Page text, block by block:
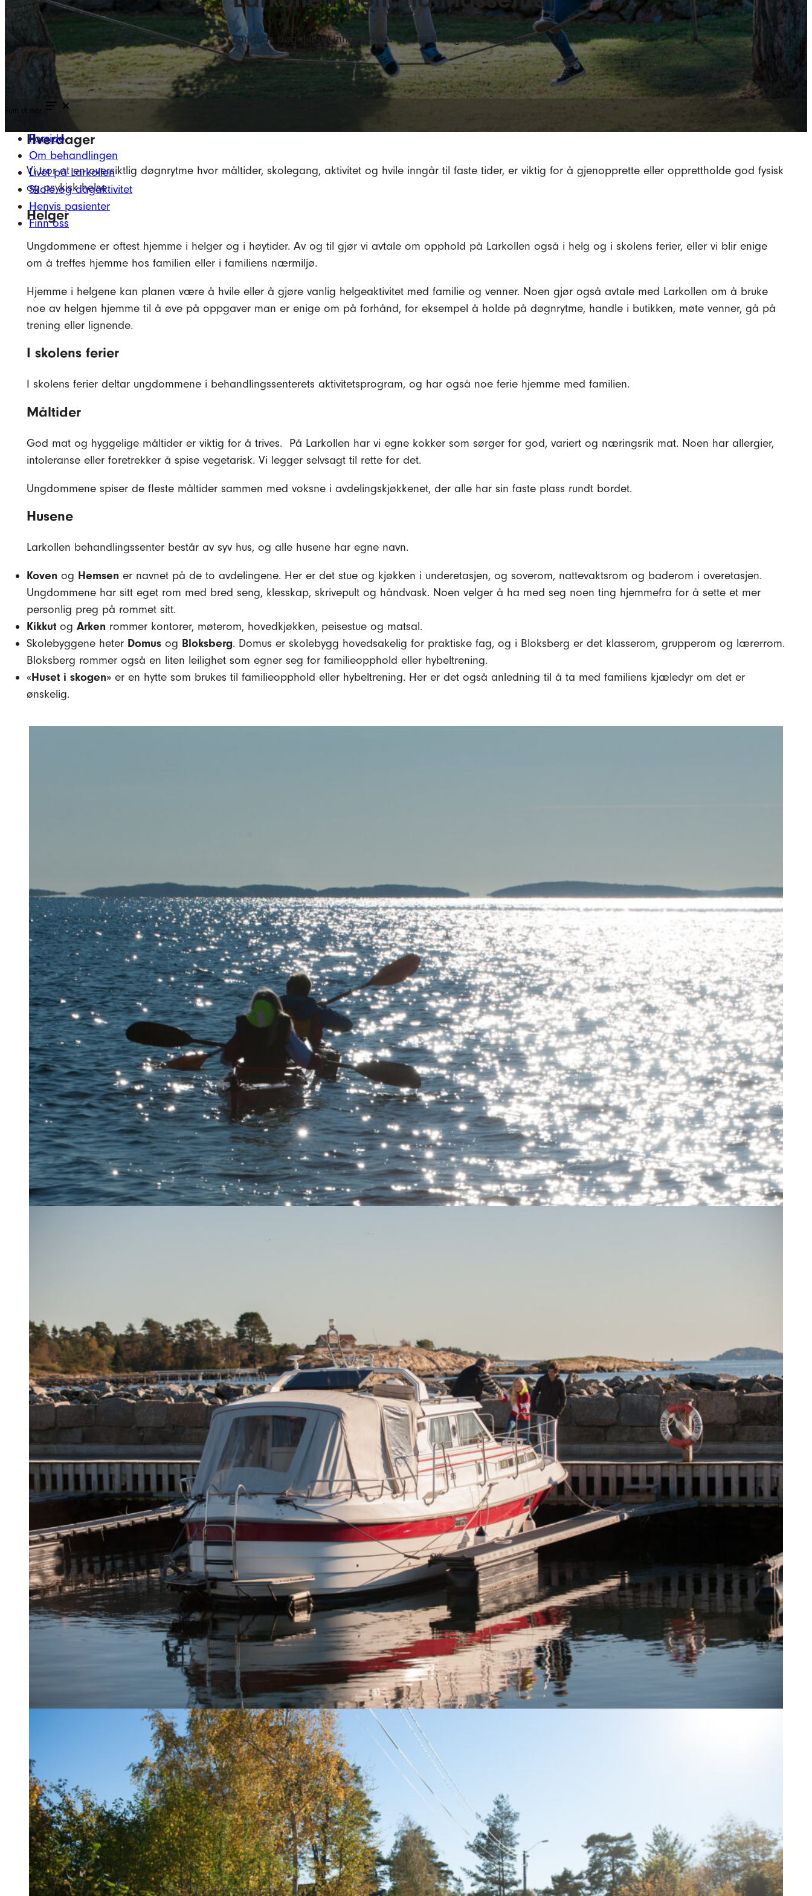
Langtids døgntilbud innen psykisk helse til ungdom i alderen 13–18 år.
Finn ut mer
Forside
Om behandlingen
Livet på Larkollen
Skole og dagaktivitet
Henvis pasienter
Finn oss
Hverdager
Vi tror at en oversiktlig døgnrytme hvor måltider, skolegang, aktivitet og hvile inngår til faste tider, er viktig for å gjenopprette eller opprettholde god fysisk
og psykisk helse.
Helger
Ungdommene er oftest hjemme i helger og i høytider. Av og til gjør vi avtale om opphold på Larkollen også i helg og i skolens ferier, eller vi blir enige
om å treffes hjemme hos familien eller i familiens nærmiljø.
Hjemme i helgene kan planen være å hvile eller å gjøre vanlig helgeaktivitet med familie og venner. Noen gjør også avtale med Larkollen om å bruke
noe av helgen hjemme til å øve på oppgaver man er enige om på forhånd, for eksempel å holde på døgnrytme, handle i butikken, møte venner, gå på
trening eller lignende.
I skolens ferier
I skolens ferier deltar ungdommene i behandlingssenterets aktivitetsprogram, og har også noe ferie hjemme med familien.
Måltider
God mat og hyggelige måltider er viktig for å trives. På Larkollen har vi egne kokker som sørger for god, variert og næringsrik mat. Noen har allergier,
intoleranse eller foretrekker å spise vegetarisk. Vi legger selvsagt til rette for det.
Ungdommene spiser de fleste måltider sammen med voksne i avdelingskjøkkenet, der alle har sin faste plass rundt bordet.
Husene
Larkollen behandlingssenter består av syv hus, og alle husene har egne navn.
Kovenog Hemsen er navnet på de to avdelingene. Her er det stue og kjøkken i underetasjen, og soverom, nattevaktsrom og baderom i overetasjen.
Ungdommene har sitt eget rom med bred seng, klesskap, skrivepult og håndvask. Noen velger å ha med seg noen ting hjemmefra for å sette et mer
personlig preg på rommet sitt.
Kikkut og Arken rommer kontorer, møterom, hovedkjøkken, peisestue og matsal.
Skolebyggene heter Domusog Bloksberg. Domus er skolebygg hovedsakelig for praktiske fag, og i Bloksberg er det klasserom, grupperom og lærerrom.
Bloksberg rommer også en liten leilighet som egner seg for familieopphold eller hybeltrening.
«Huset i skogen» er en hytte som brukes til familieopphold eller hybeltrening. Her er det også anledning til å ta med familiens kjæledyr om det er
ønskelig.